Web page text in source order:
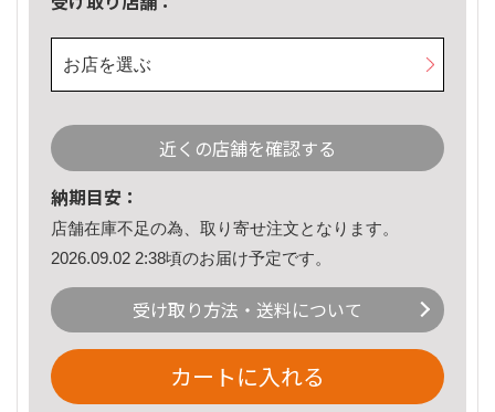
お店を選ぶ
近くの店舗を確認する
納期目安：
店舗在庫不足の為、取り寄せ注文となります。
2026.09.02 2:38頃のお届け予定です。
受け取り方法・送料について
カートに入れる